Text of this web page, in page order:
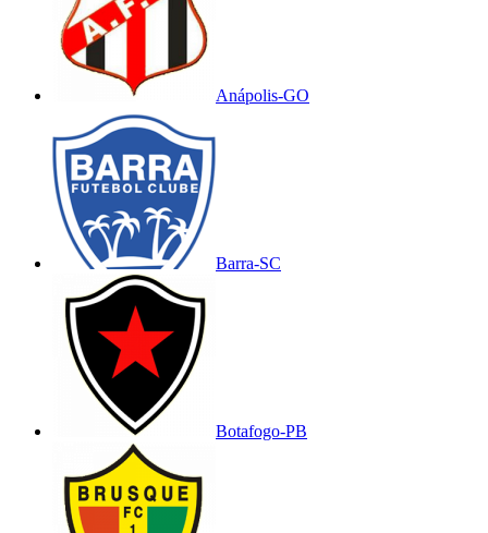
Anápolis-GO
Barra-SC
Botafogo-PB